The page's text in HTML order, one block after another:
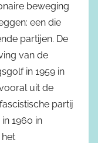
beweging
een die
partijen. De
van de
in 1959 in
uit de
partij
1960 in